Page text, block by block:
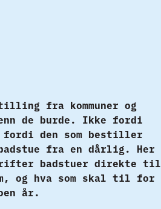
fra kommuner og
de burde. Ikke fordi
den som bestiller
fra en dårlig. Her
badstuer direkte til
og hva som skal til for
år.